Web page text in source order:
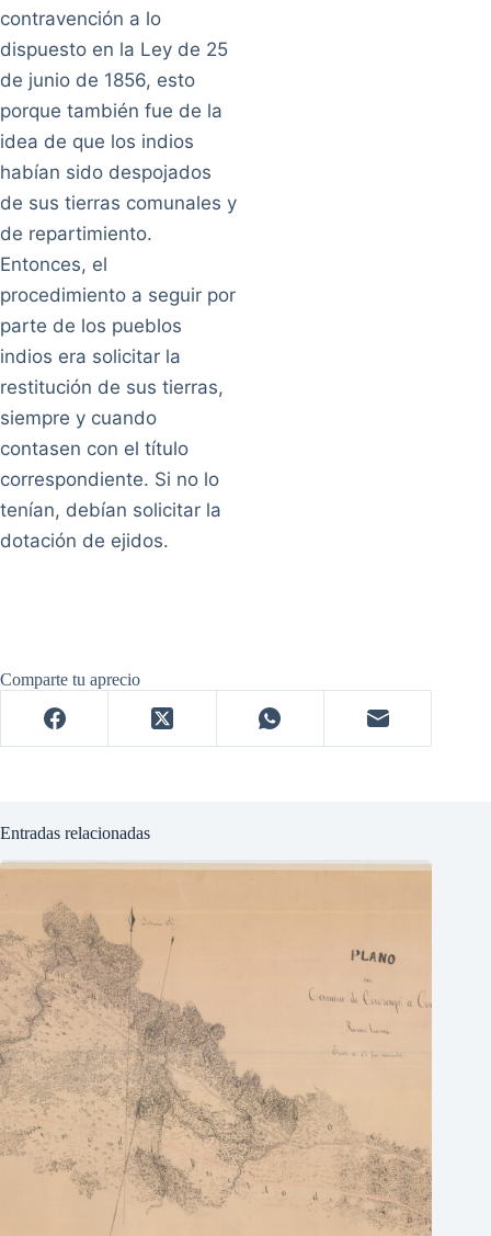
contravención a lo
dispuesto en la Ley de 25
de junio de 1856, esto
porque también fue de la
idea de que los indios
habían sido despojados
de sus tierras comunales y
de repartimiento.
Entonces, el
procedimiento a seguir por
parte de los pueblos
indios era solicitar la
restitución de sus tierras,
siempre y cuando
contasen con el título
correspondiente. Si no lo
tenían, debían solicitar la
dotación de ejidos.
Comparte tu aprecio
Entradas relacionadas